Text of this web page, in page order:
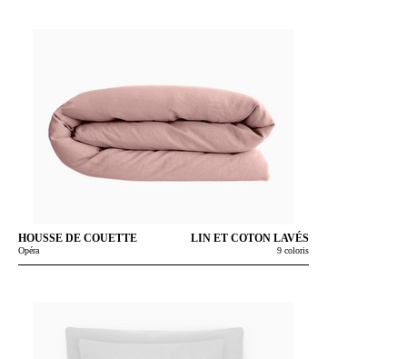
HOUSSE DE COUETTE
Opéra
LIN ET COTON LAVÉS
9 coloris